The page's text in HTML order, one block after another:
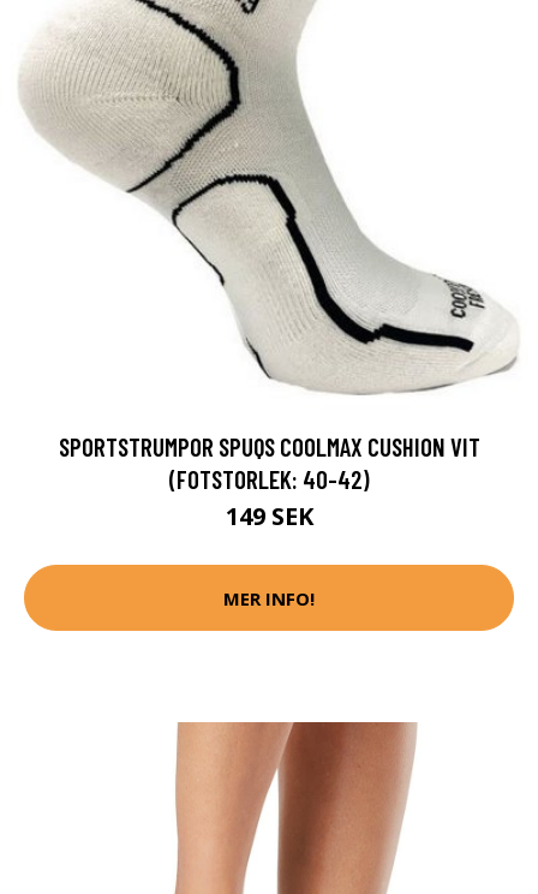
SPORTSTRUMPOR SPUQS COOLMAX CUSHION VIT
(FOTSTORLEK: 40-42)
149 SEK
MER INFO!